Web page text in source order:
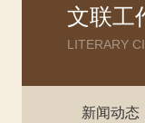
文联工
LITERARY
新闻动态